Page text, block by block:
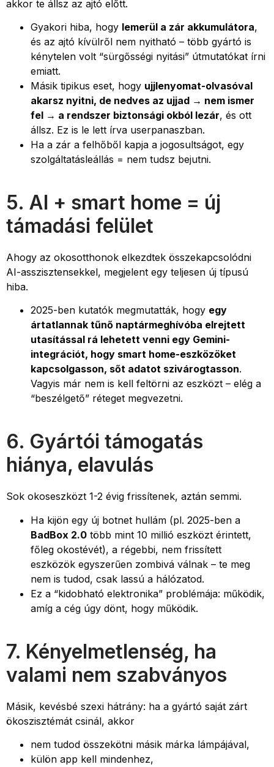
akkor te állsz az ajtó előtt.
Gyakori hiba, hogy lemerül a zár akkumulátora,
és az ajtó kívülről nem nyitható – több gyártó is
kénytelen volt “sürgősségi nyitási” útmutatókat írni
emiatt.
Másik tipikus eset, hogy ujjlenyomat-olvasóval
akarsz nyitni, de nedves az ujjad → nem ismer
fel → a rendszer biztonsági okból lezár, és ott
állsz. Ez is le lett írva userpanaszban.
Ha a zár a felhőből kapja a jogosultságot, egy
szolgáltatásleállás = nem tudsz bejutni.
5. AI + smart home = új
támadási felület
Ahogy az okosotthonok elkezdtek összekapcsolódni
AI-asszisztensekkel, megjelent egy teljesen új típusú
hiba.
2025-ben kutatók megmutatták, hogy egy
ártatlannak tűnő naptármeghívóba elrejtett
utasítással rá lehetett venni egy Gemini-
integrációt, hogy smart home-eszközöket
kapcsolgasson, sőt adatot szivárogtasson.
Vagyis már nem is kell feltörni az eszközt – elég a
“beszélgető” réteget megvezetni.
6. Gyártói támogatás
hiánya, elavulás
Sok okoseszközt 1-2 évig frissítenek, aztán semmi.
Ha kijön egy új botnet hullám (pl. 2025-ben a
BadBox 2.0 több mint 10 millió eszközt érintett,
főleg okostévét), a régebbi, nem frissített
eszközök egyszerűen zombivá válnak – te meg
nem is tudod, csak lassú a hálózatod.
Ez a “kidobható elektronika” problémája: működik,
amíg a cég úgy dönt, hogy működik.
7. Kényelmetlenség, ha
valami nem szabványos
Másik, kevésbé szexi hátrány: ha a gyártó saját zárt
ökoszisztémát csinál, akkor
nem tudod összekötni másik márka lámpájával,
külön app kell mindenhez,